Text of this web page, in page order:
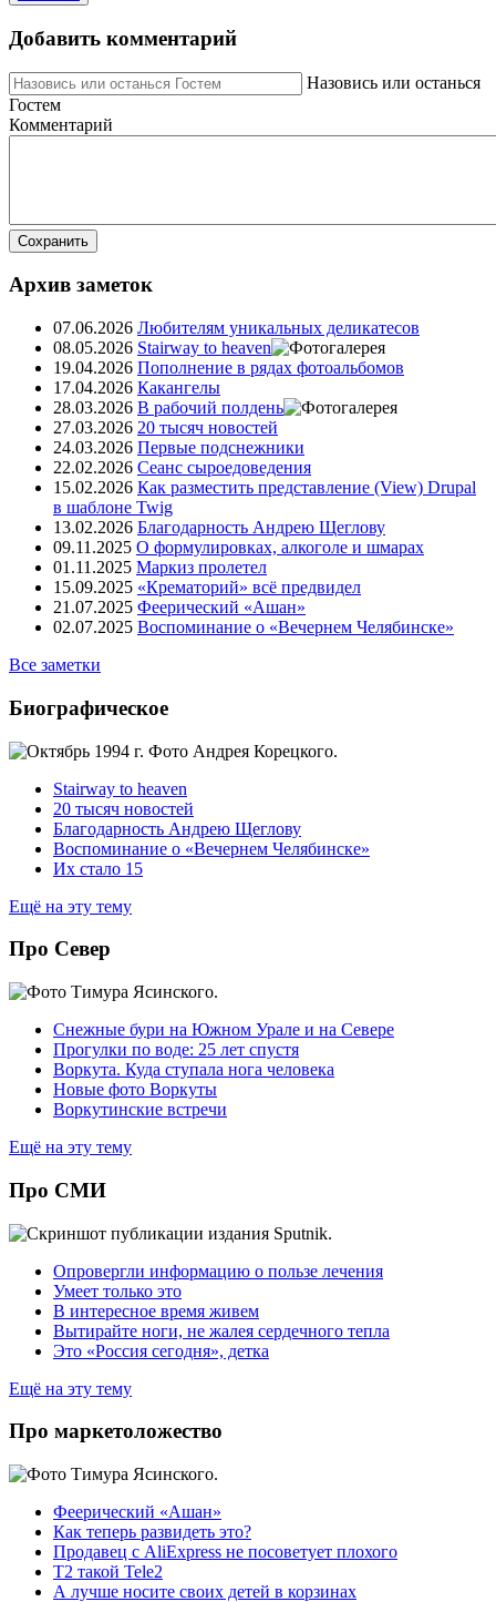
Анна
Добавить комментарий
Назовись или останься
Гостем
Комментарий
Сохранить
Архив заметок
07.06.2026 Любителям уникальных деликатесов
08.05.2026 Stairway to heaven
19.04.2026 Пополнение в рядах фотоальбомов
17.04.2026 Какангелы
28.03.2026 В рабочий полдень
27.03.2026 20 тысяч новостей
24.03.2026 Первые подснежники
22.02.2026 Сеанс сыроедоведения
15.02.2026 Как разместить представление (View) Drupal
в шаблоне Twig
13.02.2026 Благодарность Андрею Щеглову
09.11.2025 О формулировках, алкоголе и шмарах
01.11.2025 Маркиз пролетел
15.09.2025 «Крематорий» всё предвидел
21.07.2025 Феерический «Ашан»
02.07.2025 Воспоминание о «Вечернем Челябинске»
Все заметки
Биографическое
Stairway to heaven
20 тысяч новостей
Благодарность Андрею Щеглову
Воспоминание о «Вечернем Челябинске»
Их стало 15
Ещё на эту тему
Про Север
Снежные бури на Южном Урале и на Севере
Прогулки по воде: 25 лет спустя
Воркута. Куда ступала нога человека
Новые фото Воркуты
Воркутинские встречи
Ещё на эту тему
Про СМИ
Опровергли информацию о пользе лечения
Умеет только это
В интересное время живем
Вытирайте ноги, не жалея сердечного тепла
Это «Россия сегодня», детка
Ещё на эту тему
Про маркетоложество
Феерический «Ашан»
Как теперь развидеть это?
Продавец с AliExpress не посоветует плохого
T2 такой Tele2
А лучше носите своих детей в корзинах